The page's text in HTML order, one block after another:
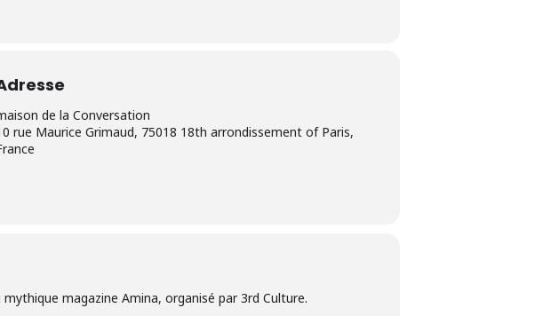
de la Conversation
rue Maurice Grimaud, 75018 18th arrondissement of Paris,
magazine Amina, organisé par 3rd Culture.